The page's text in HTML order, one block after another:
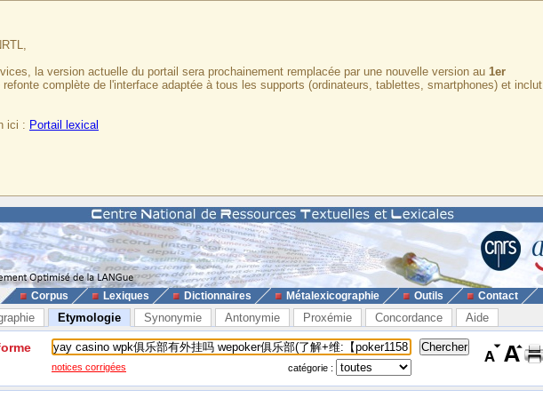
la version actuelle du portail sera prochainement remplacée par une nouvelle version au 1er
refonte complète de l'interface adaptée à tous les supports (ordinateurs, tablettes, smartphones) et inclut
ici : Portail lexical
Corpus Lexiques Dictionnaires Métalexicographie Outils Contact
Etymologie Synonymie Antonymie Proxémie Concordance Aide
notices corrigées catégorie :